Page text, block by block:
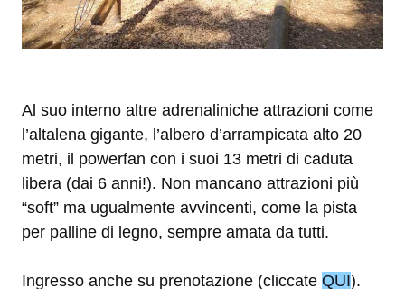
Al suo interno altre adrenaliniche attrazioni come
l’altalena gigante, l’albero d’arrampicata alto 20
metri, il powerfan con i suoi 13 metri di caduta
libera (dai 6 anni!). Non mancano attrazioni più
“soft” ma ugualmente avvincenti, come la pista
per palline di legno, sempre amata da tutti.
Ingresso anche su prenotazione (cliccate QUI).